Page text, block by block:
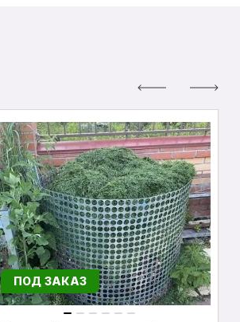
ПОД ЗАКАЗ